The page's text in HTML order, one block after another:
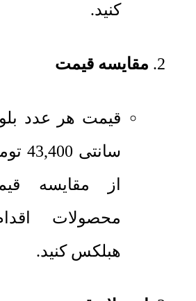
کنید.
مقایسه قیمت
قیمت هر عدد
سانتی 43,400
از مقایسه
محصولات
هبلکس کنید.